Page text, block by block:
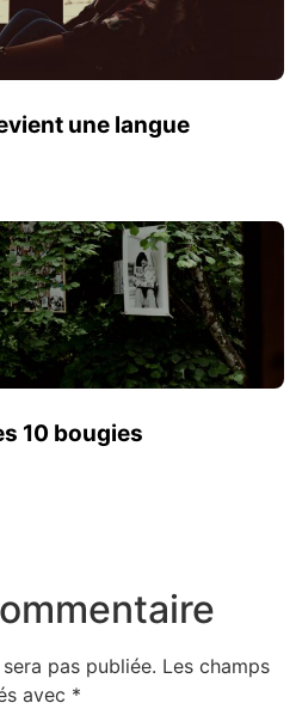
une langue
10 bougies
pas publiée. Les champs
avec *